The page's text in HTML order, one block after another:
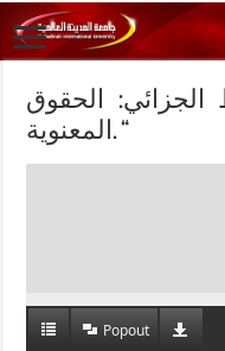
الجزائي: الحقوق
المعنوية. “
Popout